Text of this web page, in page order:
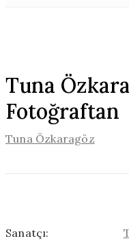
Tuna
Fotoğraftan
Tuna Özkaragöz
Sanatçı: